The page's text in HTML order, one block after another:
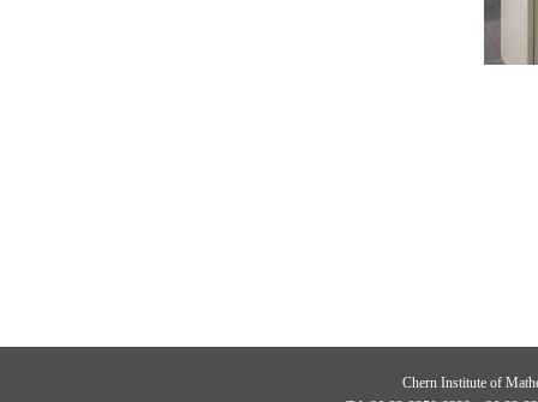
Chern Institute of